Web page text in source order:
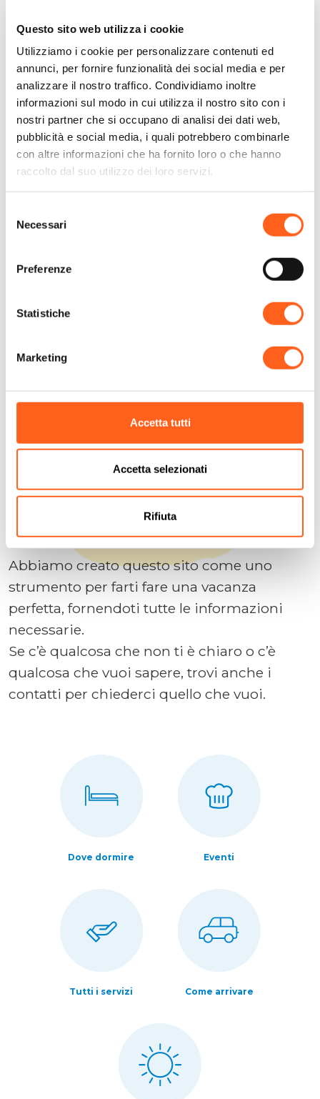
Questo sito web utilizza i cookie
Utilizziamo i cookie per personalizzare contenuti ed
annunci, per fornire funzionalità dei social media e per
analizzare il nostro traffico. Condividiamo inoltre
informazioni sul modo in cui utilizza il nostro sito con i
nostri partner che si occupano di analisi dei dati web,
pubblicità e social media, i quali potrebbero combinarle
con altre informazioni che ha fornito loro o che hanno
raccolto dal suo utilizzo dei loro servizi.
delNecessari
Preferenze
Statistiche
Marketing
Accetta tutti
Accetta selezionati
Rifiuta
Contatti:
Parco delle cave di Marsala
c/da S.Anna 6/D
Telefono3334496861
Emailparcocavemarsala@libero.it
Come arrivare
Cerchiamo di anticipare le tue domande
Pianifica la tua
vacanza
Abbiamo creato questo sito come uno
strumento per farti fare una vacanza
perfetta, fornendoti tutte le informazioni
necessarie.
Se c’è qualcosa che non ti è chiaro o c’è
qualcosa che vuoi sapere, trovi anche i
contatti per chiederci quello che vuoi.
Dove dormire Eventi
Tutti i servizi Come arrivare